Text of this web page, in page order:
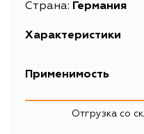
Страна: Германия
Характеристики
EAN-13
Длина упаковки, мм
Применимость
Отгрузка со